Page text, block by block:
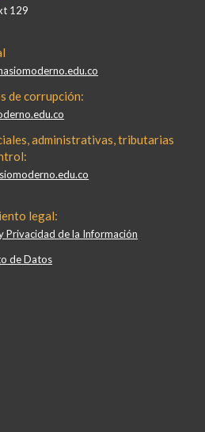
129
de corrupción:
administrativas, tributarias
legal:
Privacidad de la Información
de Datos